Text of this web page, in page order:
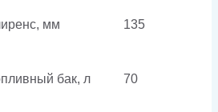
мм 135
бак, л 70